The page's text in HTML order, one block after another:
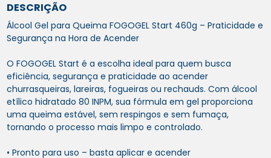
DESCRIÇÃO
Álcool Gel para Queima FOGOGEL Start 460g – Praticidade e
Segurança na Hora de Acender
O FOGOGEL Start é a escolha ideal para quem busca
eficiência, segurança e praticidade ao acender
churrasqueiras, lareiras, fogueiras ou rechauds. Com álcool
etílico hidratado 80 INPM, sua fórmula em gel proporciona
uma queima estável, sem respingos e sem fumaça,
tornando o processo mais limpo e controlado.
• Pronto para uso – basta aplicar e acender